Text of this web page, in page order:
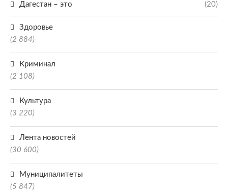
Дагестан – это (20)
Здоровье
(2 884)
Криминал
(2 108)
Культура
(3 220)
Лента новостей
(30 600)
Муниципалитеты
(5 847)